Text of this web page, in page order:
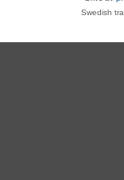
Swedish